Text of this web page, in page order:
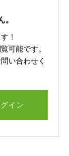
！
可能です。
い合わせく
イン